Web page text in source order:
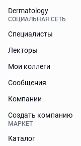
Dermatology
СОЦИАЛЬНАЯ СЕТЬ
Специалисты
Лекторы
Мои коллеги
Сообщения
Компании
Создать компанию
МАРКЕТ
Каталог